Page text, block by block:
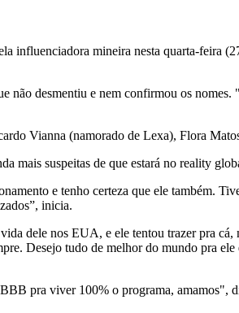
influenciadora mineira nesta quarta-feira
não desmentiu e nem confirmou os
Vianna (namorado de Lexa), Flora
mais suspeitas de que estará no reality
e tenho certeza que ele também.
inicia.
dele nos EUA, e ele tentou trazer pra
Desejo tudo de melhor do mundo pra
pra viver 100% o programa, amamos",